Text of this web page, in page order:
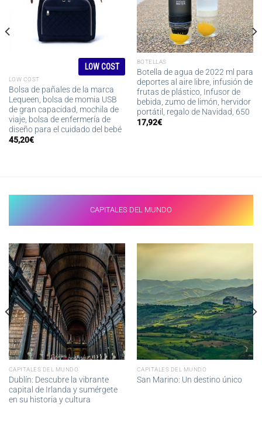
LOW COST
LOW COST
Bolsa de pañales de la marca
Lequeen, bolsa de momia USB
de gran capacidad, mochila de
viaje, bolsa de enfermería de
diseño para el cuidado del bebé
45,20€
BOTELLAS
Botella de agua de 2022 ml para
deportes al aire libre, infusión de
frutas de plástico, Infusor de
bebida, zumo de limón, hervidor
portátil, regalo de Navidad, 650
17,92€
CAPITALES DEL MUNDO
CAPITALES DEL MUNDO
Dublín: Descubre la vibrante
capital de Irlanda y sumérgete
en su historia y cultura
CAPITALES DEL MUNDO
San Marino: Un destino único